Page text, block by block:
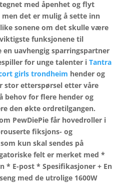
med åpenhet og flyt
det er mulig å sette inn
sonene om det skulle være
funksjonene til
uavhengig sparringspartner
for unge talenter i Tantra
girls trondheim hender og
stor etterspørsel etter våre
behov for flere hender og
den økte ordretilgangen.
PewDiePie får hovedroller i
fiksjons- og
kun skal sendes på
felt er merket med *
* E-post * Spesifikasjoner + En
med de utrolige 1600W